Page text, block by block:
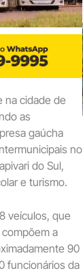
na cidade de
as
gaúcha
no
do Sul,
e turismo.
veículos, que
a
90
funcionários da